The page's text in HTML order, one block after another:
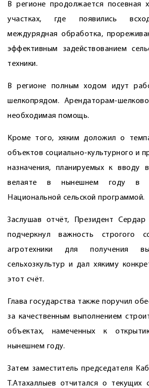
В регионе продолжается посевная
участках, где появились
междурядная обработка,
эффективным задействованием
техники.
В регионе полным ходом идут
шелкопрядом. Арендаторам-
необходимая помощь.
Кроме того, хяким доложил о
объектов социально-культурного и
назначения, планируемых к вводу
велаяте в нынешнем году в
Национальной сельской программой.
Заслушав отчёт, Президент
подчеркнул важность строгого
агротехники для получения
сельхозкультур и дал хякиму
этот счёт.
Глава государства также поручил
за качественным выполнением
объектах, намеченных к
нынешнем году.
Затем заместитель председателя
Т.Атахаллыев отчитался о текущих